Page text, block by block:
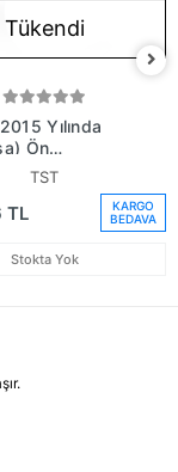
Tükendi
Yılında
Ön
Sağ (Oem No:
TST
TL
KARGO
BEDAVA
Stokta Yok